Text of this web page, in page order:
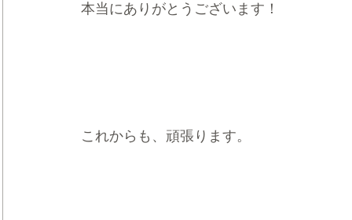
本当にありがとうございます！
これからも、頑張ります。